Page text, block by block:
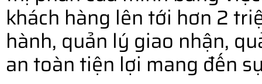
khách hàng lên tới hơn 2
hành, quản lý giao nhận,
an toàn tiện lợi mang đến